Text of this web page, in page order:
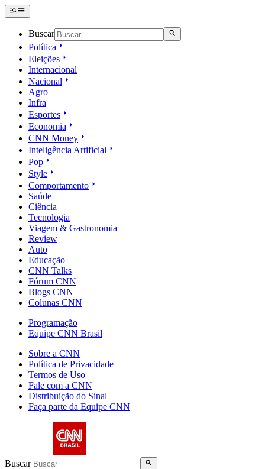
Buscar
Política
Eleições
Internacional
Nacional
Agro
Infra
Esportes
Economia
CNN Money
Inteligência Artificial
Pop
Style
Comportamento
Saúde
Ciência
Tecnologia
Viagem & Gastronomia
Review
Auto
Educação
CNN Talks
Fórum CNN
Blogs CNN
Colunas CNN
Programação
Equipe CNN Brasil
Sobre a CNN
Política de Privacidade
Termos de Uso
Fale com a CNN
Distribuição do Sinal
Faça parte da Equipe CNN
Buscar